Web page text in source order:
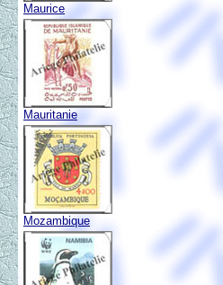
Maurice
Mauritanie
Mozambique